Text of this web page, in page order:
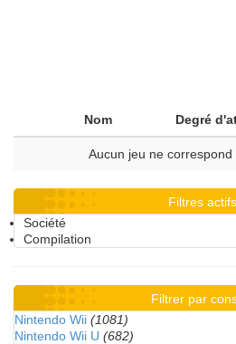
Nom Degré
Aucun jeu ne correspond
Filtres actifs
Société
Compilation
Filtrer par
Nintendo Wii (1081)
Nintendo Wii U (682)